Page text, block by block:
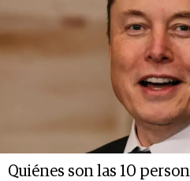
Quiénes son las 10